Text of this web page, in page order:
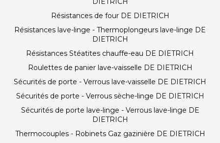
Résistances de four DE DIETRICH
Résistances lave-linge - Thermoplongeurs lave-linge DE
DIETRICH
Résistances Stéatites chauffe-eau DE DIETRICH
Roulettes de panier lave-vaisselle DE DIETRICH
Sécurités de porte - Verrous lave-vaisselle DE DIETRICH
Sécurités de porte - Verrous sèche-linge DE DIETRICH
Sécurités de porte lave-linge - Verrous lave-linge DE
DIETRICH
Thermocouples - Robinets Gaz gazinière DE DIETRICH